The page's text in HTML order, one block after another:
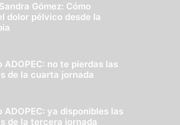
Gómez: Cómo
dolor pélvico desde la
ADOPEC: no te pierdas las
de la cuarta jornada
ADOPEC: ya disponibles las
de la tercera jornada